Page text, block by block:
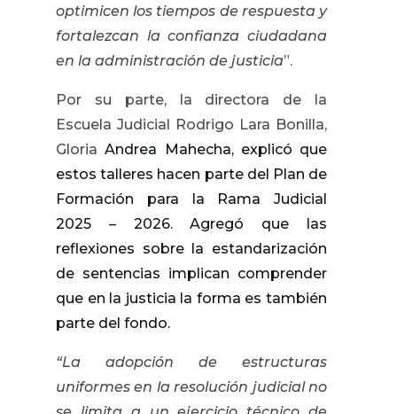
optimicen los tiempos de respuesta y
fortalezcan la confianza ciudadana
en la administración de justicia”.
Por su parte, la directora de la
Escuela Judicial Rodrigo Lara Bonilla,
GloriaAndrea Mahecha, explicó que
estos talleres hacen parte del Plan de
Formación para la Rama Judicial
2025 – 2026. Agregó que las
reflexiones sobre la estandarización
de sentencias implican comprender
que en la justicia la forma es también
parte del fondo.
“La adopción de estructuras
uniformes en la resolución judicial no